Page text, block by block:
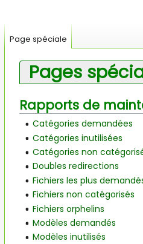
Pages
Aller
à
navigation
Aller
à
recherche
Rapports de
Catégories demandées
Catégories inutilisées
Catégories non
Doubles redirections
Fichiers les plus
Fichiers non catégorisés
Fichiers orphelins
Modèles demandés
Modèles inutilisés
Page spéciale